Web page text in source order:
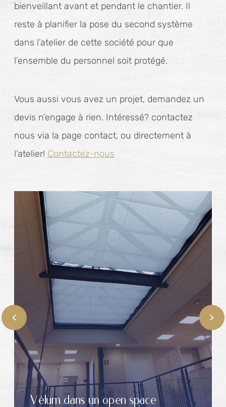
bienveillant avant et pendant le chantier. Il
reste à planifier la pose du second système
dans l’atelier de cette société pour que
l’ensemble du personnel soit protégé.
Vous aussi vous avez un projet, demandez un
devis n’engage à rien. Intéressé? contactez
nous via la page contact, ou directement à
l’atelier! Contactez-nous
Vélum dans un open space